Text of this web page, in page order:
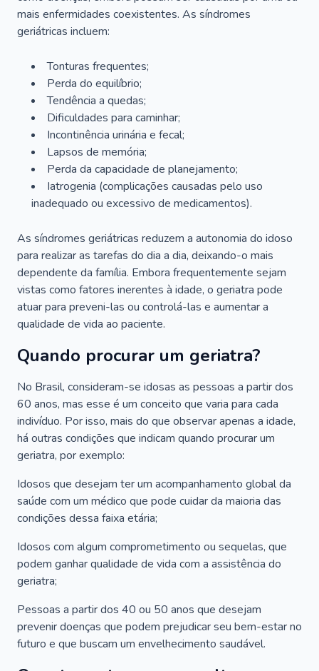
mais enfermidades coexistentes. As síndromes
geriátricas incluem:
Tonturas frequentes;
Perda do equilíbrio;
Tendência a quedas;
Dificuldades para caminhar;
Incontinência urinária e fecal;
Lapsos de memória;
Perda da capacidade de planejamento;
Iatrogenia (complicações causadas pelo uso
inadequado ou excessivo de medicamentos).
As síndromes geriátricas reduzem a autonomia do idoso
para realizar as tarefas do dia a dia, deixando-o mais
dependente da família. Embora frequentemente sejam
vistas como fatores inerentes à idade, o geriatra pode
atuar para preveni-las ou controlá-las e aumentar a
qualidade de vida ao paciente.
Quando procurar um geriatra?
No Brasil, consideram-se idosas as pessoas a partir dos
60 anos, mas esse é um conceito que varia para cada
indivíduo. Por isso, mais do que observar apenas a idade,
há outras condições que indicam quando procurar um
geriatra, por exemplo:
Idosos que desejam ter um acompanhamento global da
saúde com um médico que pode cuidar da maioria das
condições dessa faixa etária;
Idosos com algum comprometimento ou sequelas, que
podem ganhar qualidade de vida com a assistência do
geriatra;
Pessoas a partir dos 40 ou 50 anos que desejam
prevenir doenças que podem prejudicar seu bem-estar no
futuro e que buscam um envelhecimento saudável.